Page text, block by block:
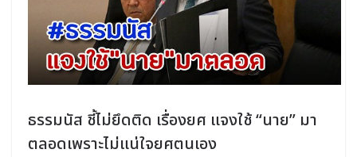
ธรรมนัส ชี้ไม่ยึดติด เรื่องยศ แจงใช้ “นาย” มา
ตลอดเพราะไม่แน่ใจยศตนเอง